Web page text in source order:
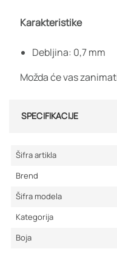
Karakteristike
Debljina: 0,7 mm
Možda će vas
SPECIFIKACIJE
Šifra artikla
Brend
Šifra modela
Kategorija
Boja